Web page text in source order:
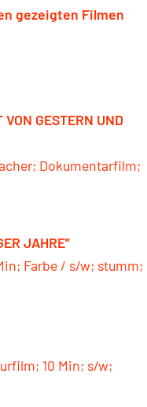
gezeigten Filmen
GESTERN UND
Dokumentarfilm;
JAHRE”
Farbe / s/w; stumm;
10 Min; s/w;